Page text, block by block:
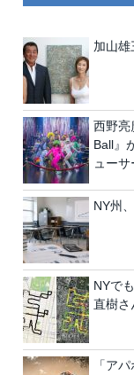
加山雄
西野亮
Ball』
ュー
NY州
NYで
直樹さ
「ア